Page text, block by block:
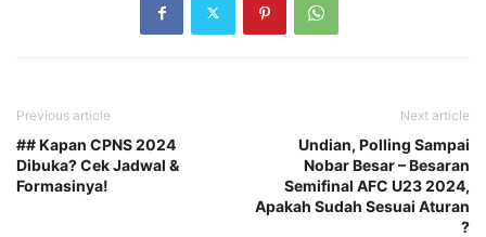
Previous article
## Kapan CPNS 2024
Dibuka? Cek Jadwal &
Formasinya!
Next article
Undian, Polling Sampai
Nobar Besar – Besaran
Semifinal AFC U23 2024,
Apakah Sudah Sesuai Aturan
?